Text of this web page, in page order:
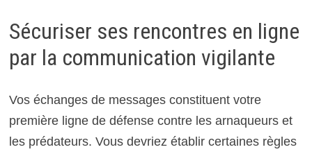
Sécuriser ses rencontres en ligne
par la communication vigilante
Vos échanges de messages constituent votre
première ligne de défense contre les arnaqueurs et
les prédateurs. Vous devriez établir certaines règles